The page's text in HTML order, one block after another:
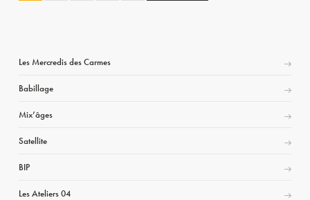
Les Mercredis des Carmes
Babillage
Mix’âges
Satellite
BIP
Les Ateliers 04